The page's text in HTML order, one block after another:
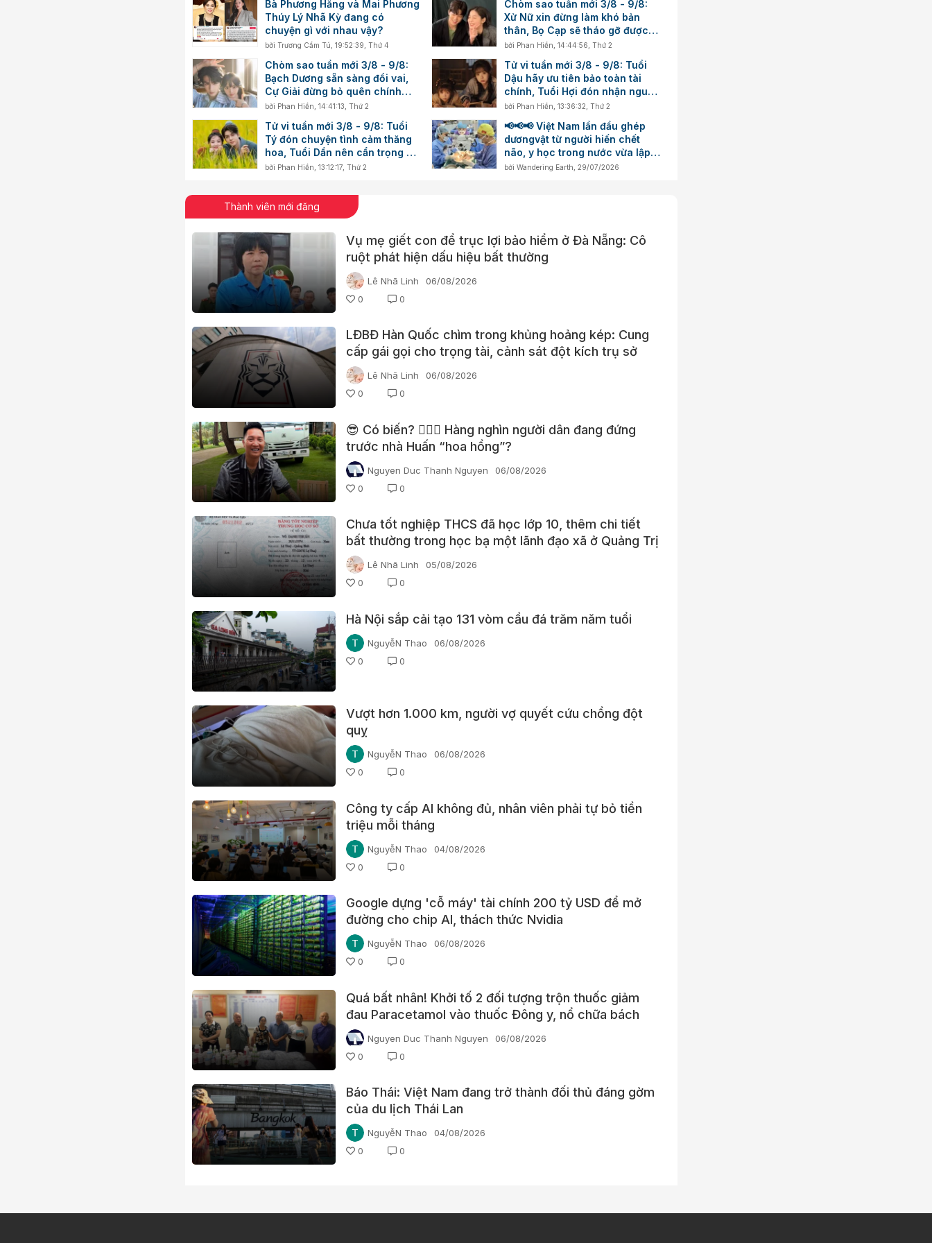
Bà Phương Hằng và Mai Phương
Thúy Lý Nhã Kỳ đang có
chuyện gì với nhau vậy?
bởi Trương Cẩm Tú 19:52:39, Thứ 4
Chòm sao tuần mới 3/8 - 9/8:
Xử Nữ xin đừng làm khó bản
thân, Bọ Cạp sẽ tháo gỡ được
nút thắt
bởi Phan Hiền 14:44:56, Thứ 2
Chòm sao tuần mới 3/8 - 9/8:
Bạch Dương sẵn sàng đổi vai,
Cự Giải đừng bỏ quên chính
mình
bởi Phan Hiền 14:41:13, Thứ 2
Tử vi tuần mới 3/8 - 9/8: Tuổi
Dậu hãy ưu tiên bảo toàn tài
chính, Tuổi Hợi đón nhận nguồn
cảm hứng trong công việc
bởi Phan Hiền 13:36:32, Thứ 2
Tử vi tuần mới 3/8 - 9/8: Tuổi
Tý đón chuyện tình cảm thăng
hoa, Tuổi Dần nên cẩn trọng với
biến động số dư
bởi Phan Hiền 13:12:17, Thứ 2
📢📢📢 Việt Nam lần đầu ghép
dươngvật từ người hiến chết
não, y học trong nước vừa lập
thêm một cột mốc mới
bởi Wandering Earth 29/07/2026
Thành viên mới đăng
Vụ mẹ giết con để trục lợi bảo hiểm ở Đà Nẵng: Cô
ruột phát hiện dấu hiệu bất thường
Lê Nhã Linh
06/08/2026
0
0
LĐBĐ Hàn Quốc chìm trong khủng hoảng kép: Cung
cấp gái gọi cho trọng tài, cảnh sát đột kích trụ sở
Lê Nhã Linh
06/08/2026
0
0
😎 Có biến? 👮🏻‍♂️ Hàng nghìn người dân đang đứng
trước nhà Huấn “hoa hồng”?
Nguyen Duc Thanh Nguyen
06/08/2026
0
0
Chưa tốt nghiệp THCS đã học lớp 10, thêm chi tiết
bất thường trong học bạ một lãnh đạo xã ở Quảng Trị
Lê Nhã Linh
05/08/2026
0
0
Hà Nội sắp cải tạo 131 vòm cầu đá trăm năm tuổi
NguyễN Thao
06/08/2026
0
0
Vượt hơn 1.000 km, người vợ quyết cứu chồng đột
quỵ
NguyễN Thao
06/08/2026
0
0
Công ty cấp AI không đủ, nhân viên phải tự bỏ tiền
triệu mỗi tháng
NguyễN Thao
04/08/2026
0
0
Google dựng 'cỗ máy' tài chính 200 tỷ USD để mở
đường cho chip AI, thách thức Nvidia
NguyễN Thao
06/08/2026
0
0
Quá bất nhân! Khởi tố 2 đối tượng trộn thuốc giảm
đau Paracetamol vào thuốc Đông y, nổ chữa bách
bệnhNguyen Duc Thanh Nguyen
06/08/2026
0
0
Báo Thái: Việt Nam đang trở thành đối thủ đáng gờm
của du lịch Thái Lan
NguyễN Thao
04/08/2026
0
0